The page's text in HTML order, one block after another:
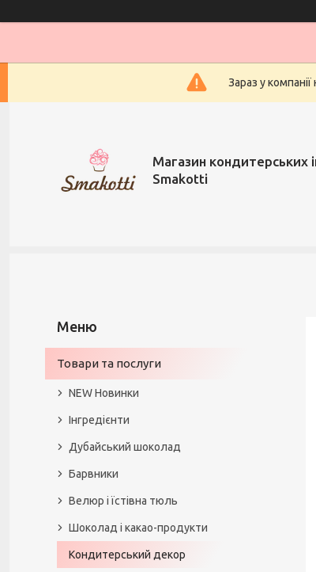
Зараз у
Магазин кондитерських
Smakotti
Товари та послуги
NEW Новинки
Інгредієнти
Дубайський шоколад
Барвники
Велюр і їстівна тюль
Шоколад і какао-продукти
Кондитерський декор